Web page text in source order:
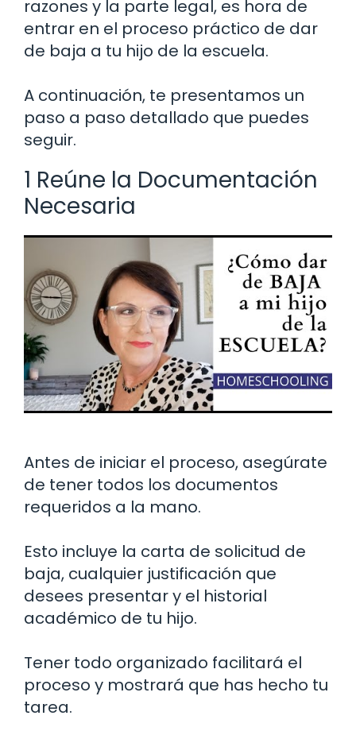
razones y la parte legal, es hora de
entrar en el proceso práctico de dar
de baja a tu hijo de la escuela.
A continuación, te presentamos un
paso a paso detallado que puedes
seguir.
1 Reúne la Documentación
Necesaria
Antes de iniciar el proceso, asegúrate
de tener todos los documentos
requeridos a la mano.
Esto incluye la carta de solicitud de
baja, cualquier justificación que
desees presentar y el historial
académico de tu hijo.
Tener todo organizado facilitará el
proceso y mostrará que has hecho tu
tarea.